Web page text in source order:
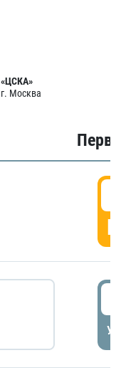
«ЦСКА»
г. Москва